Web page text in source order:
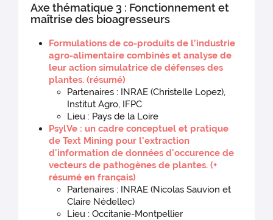
Axe thématique 3 : Fonctionnement et
maîtrise des bioagresseurs
Formulations de co-produits de l’industrie
agro-alimentaire combinés et analyse de
leur action simulatrice de défenses des
plantes. (résumé)
Partenaires : INRAE (Christelle Lopez),
Institut Agro, IFPC
Lieu : Pays de la Loire
PsylVe : un cadre conceptuel et pratique
de Text Mining pour l'extraction
d'information de données d'occurence de
vecteurs de pathogènes de plantes.(+
résumé en français)
Partenaires : INRAE (Nicolas Sauvion et
Claire Nédellec)
Lieu : Occitanie-Montpellier